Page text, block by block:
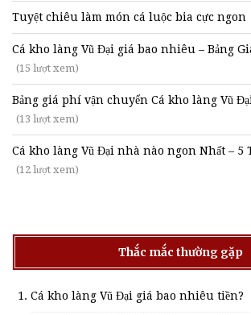
Tuyệt chiêu làm món cá luộc bia cực ngon
Cá kho làng Vũ Đại giá bao nhiêu – Bảng
(15 lượt xem)
Bảng giá phí vận chuyển Cá kho làng Vũ
(13 lượt xem)
Cá kho làng Vũ Đại nhà nào ngon Nhất – 5
(12 lượt xem)
Thắc mắc thường gặp
Cá kho làng Vũ Đại giá bao nhiêu tiền?